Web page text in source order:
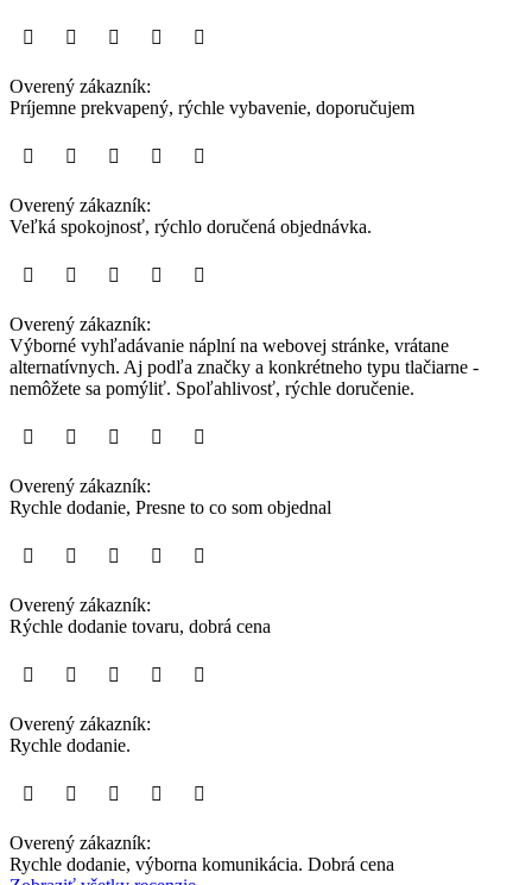
Overený zákazník:
Príjemne prekvapený, rýchle vybavenie, doporučujem
Overený zákazník:
Veľká spokojnosť, rýchlo doručená objednávka.
Overený zákazník:
Výborné vyhľadávanie náplní na webovej stránke, vrátane
alternatívnych. Aj podľa značky a konkrétneho typu tlačiarne -
nemôžete sa pomýliť. Spoľahlivosť, rýchle doručenie.
Overený zákazník:
Rychle dodanie, Presne to co som objednal
Overený zákazník:
Rýchle dodanie tovaru, dobrá cena
Overený zákazník:
Rychle dodanie.
Overený zákazník:
Rychle dodanie, výborna komunikácia. Dobrá cena